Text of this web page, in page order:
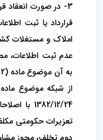
3- در صورت انعقاد
قرارداد یا ثبت
املاک و مستغلات
عدم ثبت اطلاعات،
1382/12/
تعزیرات حکومتی